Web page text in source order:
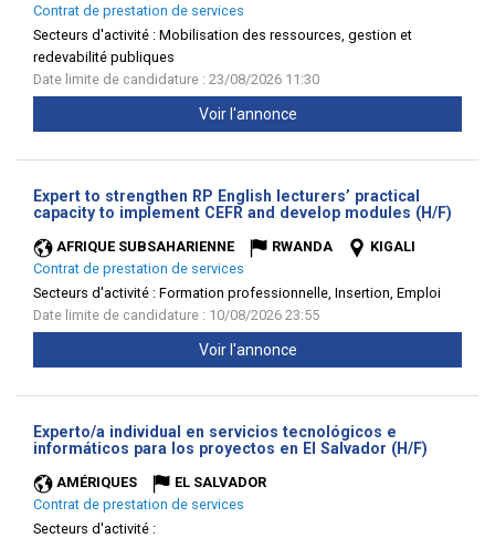
Contrat de prestation de services
Secteurs d'activité : Mobilisation des ressources, gestion et
redevabilité publiques
Date limite de candidature : 23/08/2026 11:30
Voir l'annonce
Expert to strengthen RP English lecturers’ practical
capacity to implement CEFR and develop modules (H/F)
AFRIQUE SUBSAHARIENNE RWANDA
KIGALI
Contrat de prestation de services
Secteurs d'activité : Formation professionnelle, Insertion, Emploi
Date limite de candidature : 10/08/2026 23:55
Voir l'annonce
Experto/a individual en servicios tecnológicos e
informáticos para los proyectos en El Salvador (H/F)
AMÉRIQUES
EL SALVADOR
Contrat de prestation de services
Secteurs d'activité :